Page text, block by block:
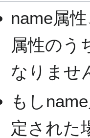
name属
属性のう
なりませ
もし
定された